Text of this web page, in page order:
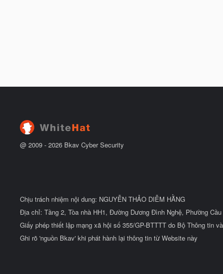
@ 2009 - 2026 Bkav Cyber Security
Chịu trách nhiệm nội dung: NGUYỄN THẢO DIỄM HẰNG
Địa chỉ: Tầng 2, Tòa nhà HH1, Đường Dương Đình Nghệ, Phường
Giấy phép thiết lập mạng xã hội số 355/GP-BTTTT do Bộ Thông tin
Ghi rõ 'nguồn Bkav' khi phát hành lại thông tin từ Website này